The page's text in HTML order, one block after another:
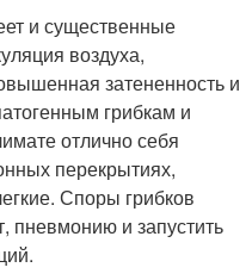
и существенные
воздуха,
затененность и
грибкам и
отлично себя
перекрытиях,
Споры грибков
пневмонию и запустить